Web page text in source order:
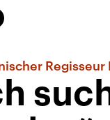
Regisseur